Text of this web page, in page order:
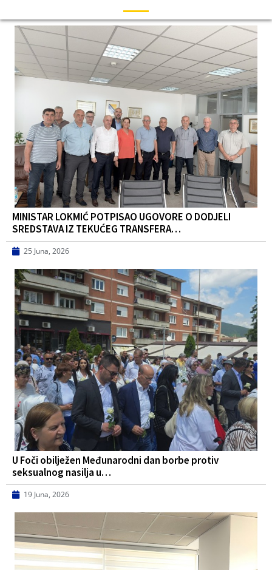
MINISTAR LOKMIĆ POTPISAO UGOVORE O DODJELI
SREDSTAVA IZ TEKUĆEG TRANSFERA…
25 Juna, 2026
U Foči obilježen Međunarodni dan borbe protiv
seksualnog nasilja u…
19 Juna, 2026